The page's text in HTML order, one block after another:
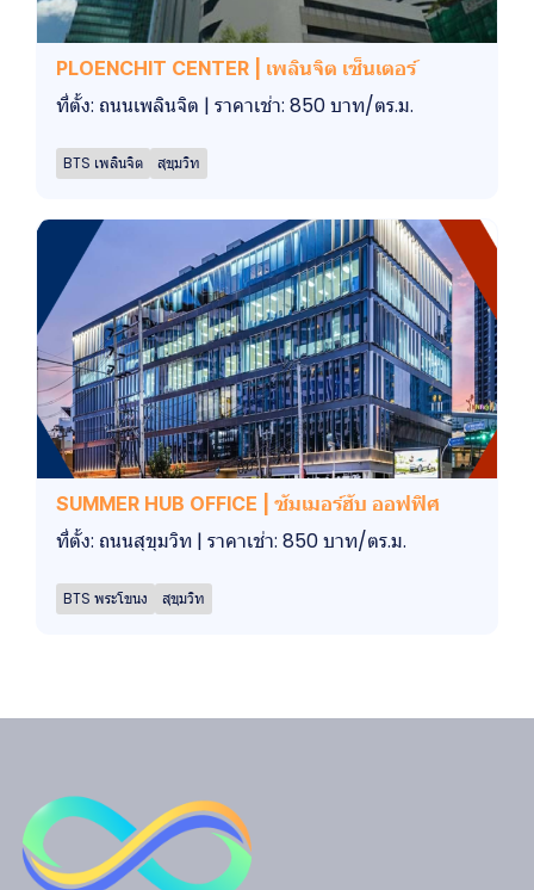
PLOENCHIT CENTER | เพลินจิต เซ็นเตอร์
ที่ตั้ง: ถนนเพลินจิต | ราคาเช่า: 850 บาท/ตร.ม.
BTS เพลินจิต สุขุมวิท
SUMMER HUB OFFICE | ซัมเมอร์ฮับ ออฟฟิศ
ที่ตั้ง: ถนนสุขุมวิท | ราคาเช่า: 850 บาท/ตร.ม.
BTS พระโขนง สุขุมวิท